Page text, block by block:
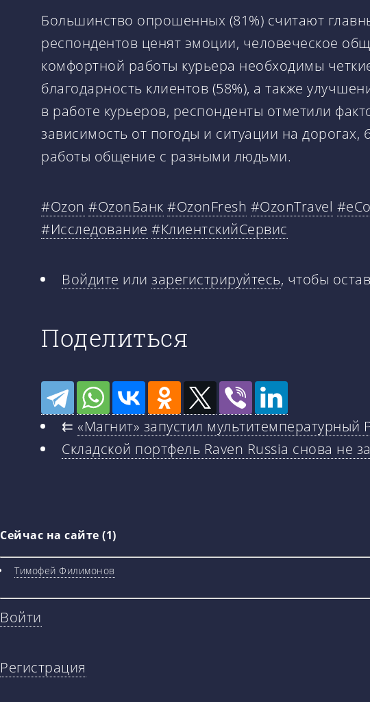
Большинство опрошенных (81%) считают
респондентов ценят эмоции, человеческое
комфортной работы курьера необходимы
благодарность клиентов (58%), а также
в работе курьеров, респонденты отметили
зависимость от погоды и ситуации на
работы общение с разными людьми.
#Ozon #OzonБанк #OzonFresh #OzonTravel
#Исследование #КлиентскийСервис
Войдите или зарегистрируйтесь, чтобы
Поделиться
⇇ «Магнит» запустил
Складской портфель Raven Russia снова не
Сейчас на сайте (1)
Тимофей Филимонов
Войти
Регистрация